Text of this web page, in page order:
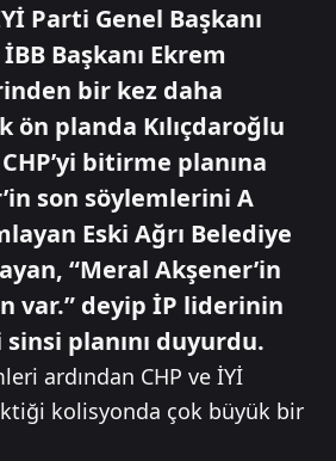
Parti Genel Başkanı
Başkanı Ekrem
bir kez daha
ön planda Kılıçdaroğlu
bitirme planına
son söylemlerini A
Eski Ağrı Belediye
“Meral Akşener’in
var.” deyip İP liderinin
planını duyurdu.
ardından CHP ve İYİ
kolisyonda çok büyük bir